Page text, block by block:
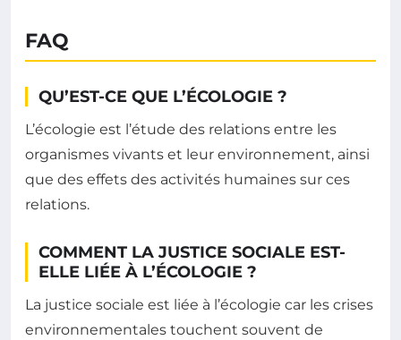
FAQ
QU’EST-CE QUE L’ÉCOLOGIE ?
L’écologie est l’étude des relations entre les
organismes vivants et leur environnement, ainsi
que des effets des activités humaines sur ces
relations.
COMMENT LA JUSTICE SOCIALE EST-
ELLE LIÉE À L’ÉCOLOGIE ?
La justice sociale est liée à l’écologie car les crises
environnementales touchent souvent de